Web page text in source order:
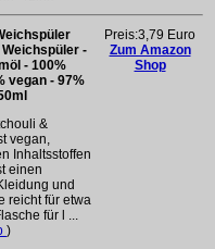
-
- 100%
vegan - 97%
&
vegan,
Inhaltsstoffen
einen
und
reicht für etwa
für l ...
)
Preis:3,79 Euro
Zum Amazon
Shop